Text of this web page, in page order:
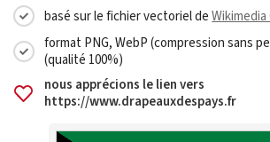
basé sur le fichier vectoriel de
format PNG, WebP (compression sans
(qualité 100%)
nous apprécions le lien vers
https://www.drapeauxdespays.fr